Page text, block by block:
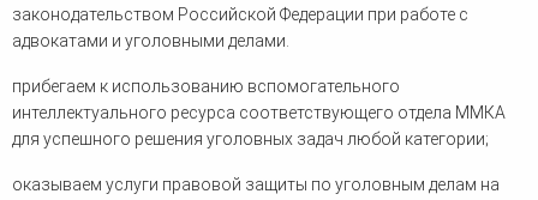
законодательством Российской Федерации при работе с
адвокатами и уголовными делами.
прибегаем к использованию вспомогательного
интеллектуального ресурса соответствующего отдела ММКА
для успешного решения уголовных задач любой категории;
оказываем услуги правовой защиты по уголовным делам на